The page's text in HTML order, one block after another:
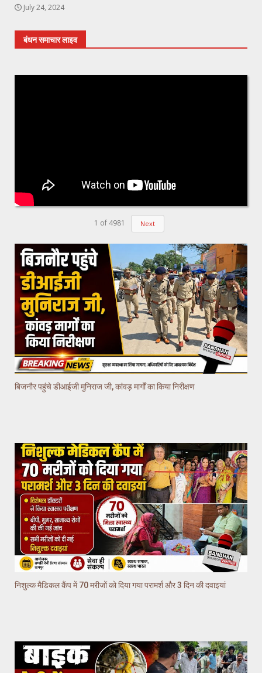
July 24, 2024
बंधन समाचार लाइव
1 of 4981 Next
बिजनौर पहुंचे डीआईजी मुनिराज जी, कांवड़ मार्गों का किया निरीक्षण
निशुल्क मैडिकल कैंप में 70 मरीजों को दिया गया परामर्श और 3 दिन की दवाइयां